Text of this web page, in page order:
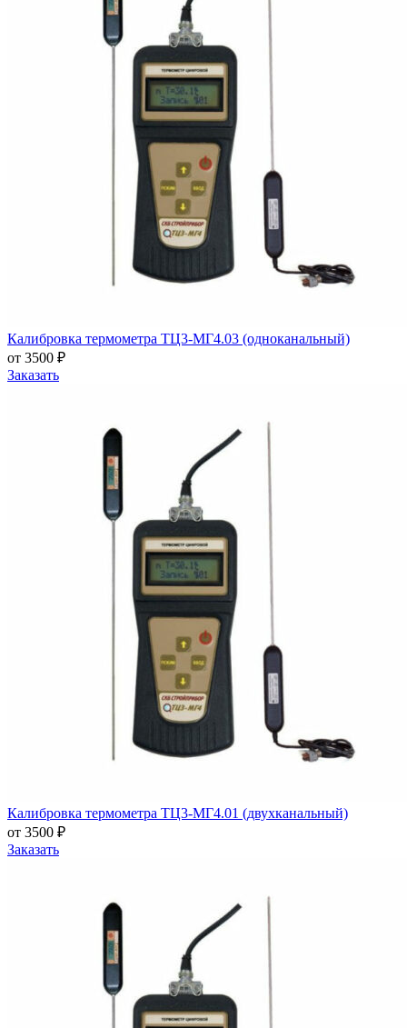
Калибровка термометра ТЦ3-МГ4.03 (одноканальный)
от 3500 ₽
Заказать
Калибровка термометра ТЦ3-МГ4.01 (двухканальный)
от 3500 ₽
Заказать